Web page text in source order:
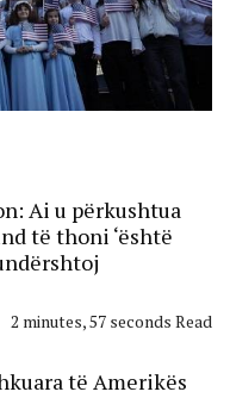
Ai u përkushtua
të thoni ‘është
2 minutes, 57 seconds Read
të Amerikës